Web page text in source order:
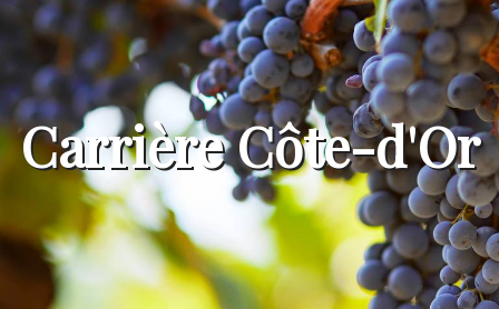
Carrière Côte-d'Or